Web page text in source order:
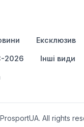
Ексклюзив
2026 Інші види
All rights